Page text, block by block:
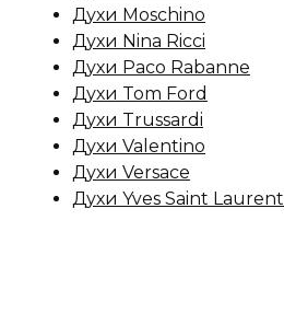
Духи Moschino
Духи Nina Ricci
Духи Paco Rabanne
Духи Tom Ford
Духи Trussardi
Духи Valentino
Духи Versace
Духи Yves Saint Laurent